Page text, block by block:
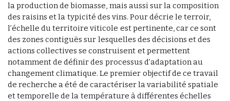
la production de biomasse, mais aussi sur la composition
des raisins et la typicité des vins. Pour décrie le terroir,
l’échelle du territoire viticole est pertinente, car ce sont
des zones contiguës sur lesquelles des décisions et des
actions collectives se construisent et permettent
notamment de définir des processus d’adaptation au
changement climatique. Le premier objectif de ce travail
de recherche a été de caractériser la variabilité spatiale
et temporelle de la température à différentes échelles